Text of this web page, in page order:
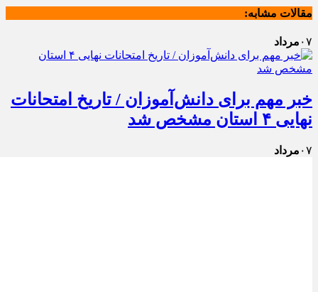
مقالات مشابه:
۰۷ مرداد
خبر مهم برای دانش‌آموزان / تاریخ امتحانات
نهایی ۴ استان مشخص شد
۰۷ مرداد